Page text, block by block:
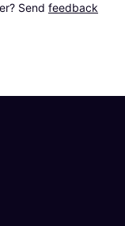
Send feedback